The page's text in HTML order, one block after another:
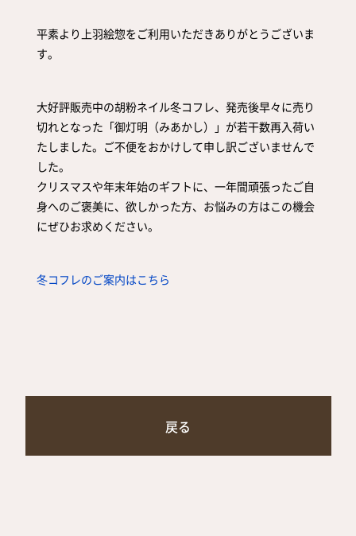
取扱店舗
個人情報保護
サイト規約
平素より上羽絵惣をご利用いただきありがとうございま
す。
大好評販売中の胡粉ネイル冬コフレ、発売後早々に売り
切れとなった「御灯明（みあかし）」が若干数再入荷い
たしました。ご不便をおかけして申し訳ございませんで
した。
クリスマスや年末年始のギフトに、一年間頑張ったご自
身へのご褒美に、欲しかった方、お悩みの方はこの機会
にぜひお求めください。
冬コフレのご案内はこちら
戻る